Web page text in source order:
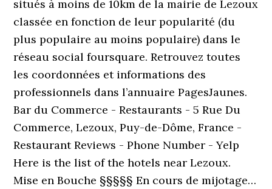
situés à moins de 10km de la mairie de Lezoux
classée en fonction de leur popularité (du
plus populaire au moins populaire) dans le
réseau social foursquare. Retrouvez toutes
les coordonnées et informations des
professionnels dans l’annuaire PagesJaunes.
Bar du Commerce - Restaurants - 5 Rue Du
Commerce, Lezoux, Puy-de-Dôme, France -
Restaurant Reviews - Phone Number - Yelp
Here is the list of the hotels near Lezoux.
Mise en Bouche §§§§§ En cours de mijotage…